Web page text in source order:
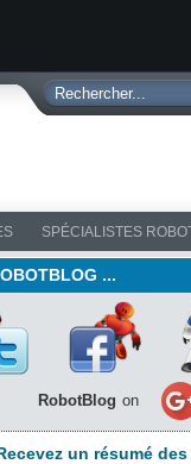
SPÉCIALISTES
...
RobotBlog on
un résumé